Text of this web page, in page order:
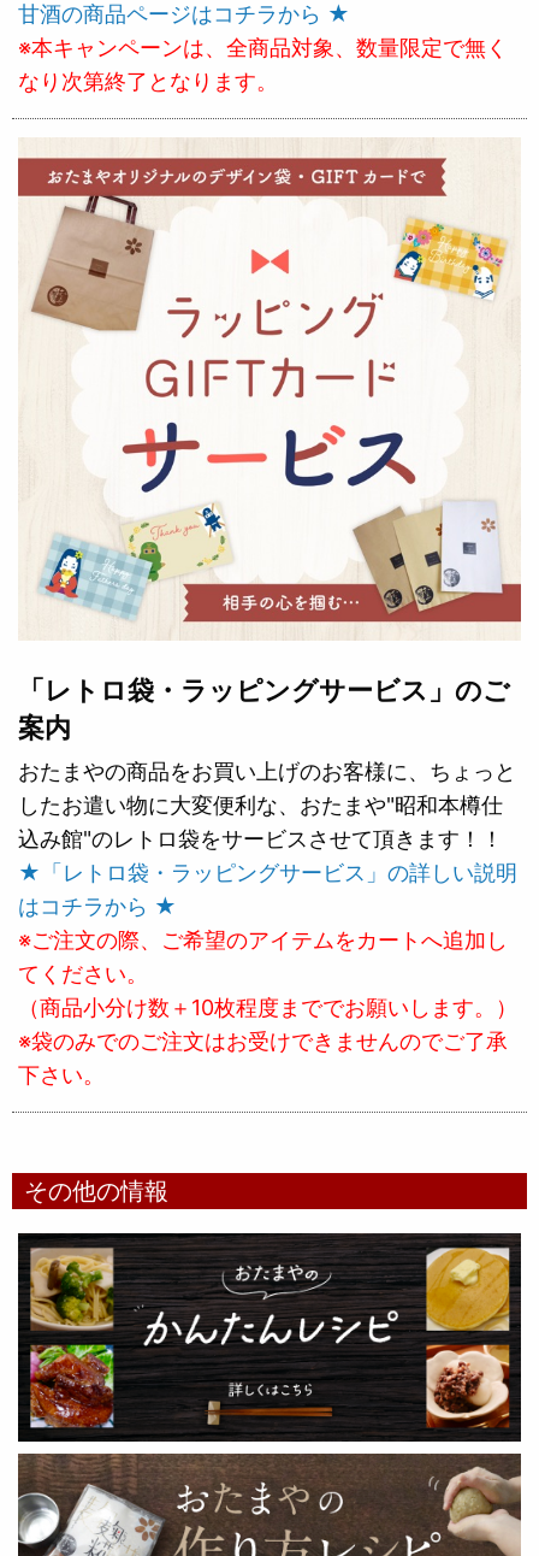
甘酒の商品ページはコチラから ★
※本キャンペーンは、全商品対象、数量限定で無く
なり次第終了となります。
「レトロ袋・ラッピングサービス」のご
案内
おたまやの商品をお買い上げのお客様に、ちょっと
したお遣い物に大変便利な、おたまや"昭和本樽仕
込み館"のレトロ袋をサービスさせて頂きます！！
★「レトロ袋・ラッピングサービス」の詳しい説明
はコチラから ★
※ご注文の際、ご希望のアイテムをカートへ追加し
てください。
（商品小分け数＋10枚程度まででお願いします。）
※袋のみでのご注文はお受けできませんのでご了承
下さい。
その他の情報